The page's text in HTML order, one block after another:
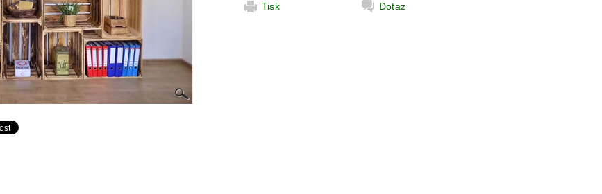
Tisk
Dotaz